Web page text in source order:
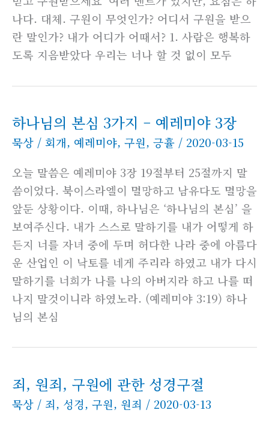
나다. 대체. 구원이 무엇인가? 어디서 구원을 받으
란 말인가? 내가 어디가 어때서? 1. 사람은 행복하
도록 지음받았다 우리는 너나 할 것 없이 모두
하나님의 본심 3가지 – 예레미야 3장
묵상 / 회개, 예레미야, 구원, 긍휼 / 2020-03-15
오늘 말씀은 예레미야 3장 19절부터 25절까지 말
씀이었다. 북이스라엘이 멸망하고 남유다도 멸망을
앞둔 상황이다. 이때, 하나님은 ‘하나님의 본심’ 을
보여주신다. 내가 스스로 말하기를 내가 어떻게 하
든지 너를 자녀 중에 두며 허다한 나라 중에 아름다
운 산업인 이 낙토를 네게 주리라 하였고 내가 다시
말하기를 너희가 나를 나의 아버지라 하고 나를 떠
나지 말것이니라 하였노라. (예레미야 3:19) 하나
님의 본심
죄, 원죄, 구원에 관한 성경구절
묵상 / 죄, 성경, 구원, 원죄 / 2020-03-13